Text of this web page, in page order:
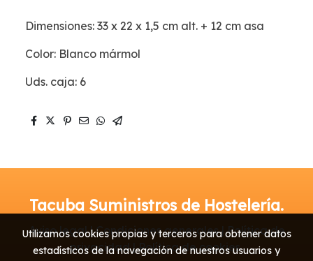
Dimensiones: 33 x 22 x 1,5 cm alt. + 12 cm asa
Color: Blanco mármol
Uds. caja: 6
Tacuba Suministros de Hostelería.
Aviso legal | Condiciones generales | Política de
privacidad | Política de cookies
Utilizamos cookies propias y terceros para obtener datos
estadísticos de la navegación de nuestros usuarios y